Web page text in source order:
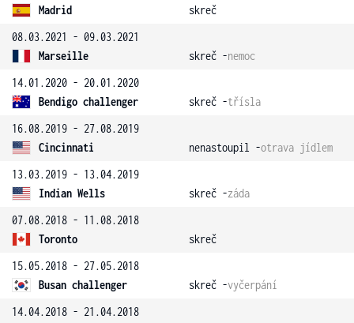
Madrid
skreč
08.03.2021 - 09.03.2021
Marseille
skreč -nemoc
14.01.2020 - 20.01.2020
Bendigo challenger
skreč -třísla
16.08.2019 - 27.08.2019
Cincinnati
nenastoupil -otrava jídlem
13.03.2019 - 13.04.2019
Indian Wells
skreč -záda
07.08.2018 - 11.08.2018
Toronto
skreč
15.05.2018 - 27.05.2018
Busan challenger
skreč -vyčerpání
14.04.2018 - 21.04.2018